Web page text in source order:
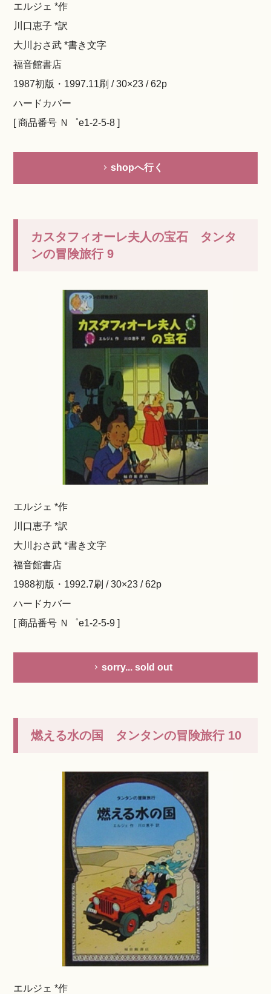
エルジェ *作
川口恵子 *訳
大川おさ武 *書き文字
福音館書店
1987初版・1997.11刷 / 30×23 / 62p
ハードカバー
[ 商品番号 Ｎ゜e1-2-5-8 ]
shopへ行く
カスタフィオーレ夫人の宝石 タンタ
ンの冒険旅行 9
エルジェ *作
川口恵子 *訳
大川おさ武 *書き文字
福音館書店
1988初版・1992.7刷 / 30×23 / 62p
ハードカバー
[ 商品番号 Ｎ゜e1-2-5-9 ]
sorry... sold out
燃える水の国 タンタンの冒険旅行 10
エルジェ *作